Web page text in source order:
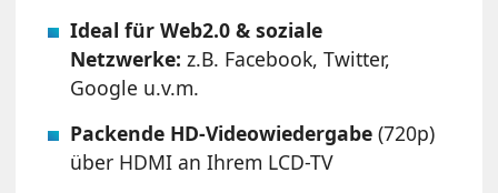
Ideal für Web2.0 & soziale
Netzwerke: z.B. Facebook, Twitter,
Google u.v.m.
Packende HD-Videowiedergabe(720p)
über HDMI an Ihrem LCD-TV